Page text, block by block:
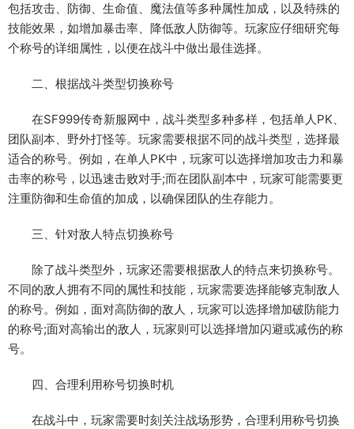
包括攻击、防御、生命值、魔法值等多种属性加成，以及特殊的
技能效果，如增加暴击率、降低敌人防御等。玩家应仔细研究每
个称号的详细属性，以便在战斗中做出最佳选择。
二、根据战斗类型切换称号
在SF999传奇新服网中，战斗类型多种多样，包括单人PK、
团队副本、野外打怪等。玩家需要根据不同的战斗类型，选择最
适合的称号。例如，在单人PK中，玩家可以选择增加攻击力和暴
击率的称号，以迅速击败对手;而在团队副本中，玩家可能需要更
注重防御和生命值的加成，以确保团队的生存能力。
三、针对敌人特点切换称号
除了战斗类型外，玩家还需要根据敌人的特点来切换称号。
不同的敌人拥有不同的属性和技能，玩家需要选择能够克制敌人
的称号。例如，面对高防御的敌人，玩家可以选择增加破防能力
的称号;面对高输出的敌人，玩家则可以选择增加闪避或减伤的称
号。
四、合理利用称号切换时机
在战斗中，玩家需要时刻关注战场形势，合理利用称号切换